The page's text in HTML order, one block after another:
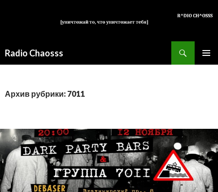
Radio Chaosss
Архив рубрики: 7011